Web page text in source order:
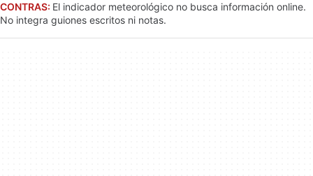
CONTRAS: El indicador meteorológico no busca información online.
No integra guiones escritos ni notas.